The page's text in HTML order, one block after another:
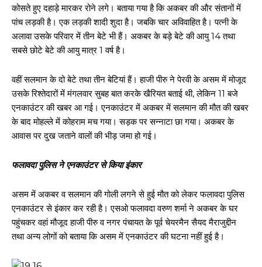
कोसते हुए दहाड़े मारकर रोने लगे। बताया गया है कि अकबर की और संतानों में
पांच लड़की है। एक लड़की शादी शुदा है। जबकि चार अविवाहित है। पत्नी के
अलावा उसके परिवार में तीन बेटे भी हैं। अकबर के बड़े बेटे की आयु 14 तथा
सबसे छोटे बेटे की आयु मात्र 1 वर्ष है।
वहीं सलमान के दो बेटे तथा तीन बेटियां हैं। हाजी पीरु ने पेरवी के असम में मोजूद
उसके रिश्तेदारों में मंगलवार सुबह बात करके खैरियत बताई थी, लेकिन 11 बजे
एनकाउंटर की खबर आ गई। एनकाउंटर में अकबर में सलमान की मौत की खबर
के बाद मोहल्ले में कोहराम मच गया। सड़क पर सन्नाटा छा गया। अकबर के
आवास पर दुख जताने वालों की भीड़ जमा हो गई।
फलावदा पुलिस ने एनकाउंटर से किया इंकार
असम में अकबर व सलमान की गोली लगने से हुई मौत को लेकर फलावदा पुलिस
एनकाउंटर से इंकार कर रही है। एसओ फलावदा वरुण शर्मा ने अकबर के घर
पहुंचकर वहां मौजूद हाजी पीरु व नगर पंचायत के पूर्व चेयरमैन सैयद मैराजुद्दीन
तथा अन्य लोगों को बताया कि असम में एनकाउंटर की घटना नहीं हुई है।